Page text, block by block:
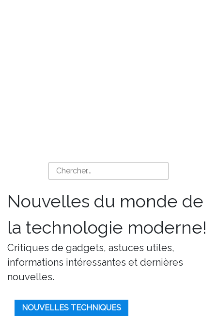
Nouvelles du monde de
la technologie moderne!
Critiques de gadgets, astuces utiles,
informations intéressantes et dernières
nouvelles.
NOUVELLES TECHNIQUES